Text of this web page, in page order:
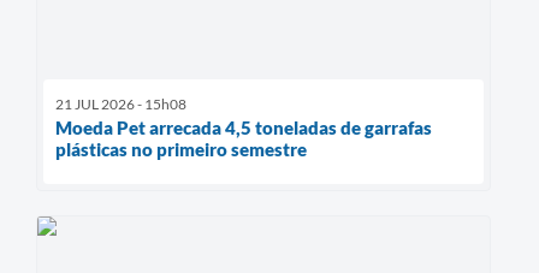
21 JUL 2026 - 15h08
Moeda Pet arrecada 4,5 toneladas de garrafas
plásticas no primeiro semestre